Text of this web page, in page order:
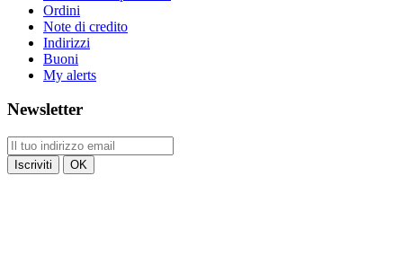
Ordini
Note di credito
Indirizzi
Buoni
My alerts
Newsletter